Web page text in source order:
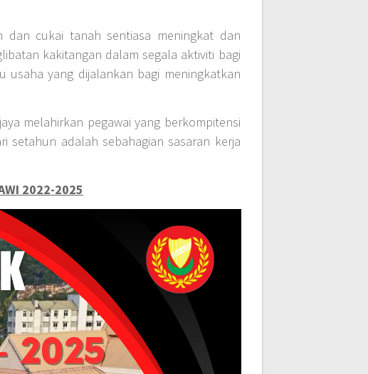
dan cukai tanah sentiasa meningkat dan
kakitangan dalam segala aktiviti bagi
usaha yang dijalankan bagi meningkatkan
melahirkan pegawai yang berkompitensi
setahun adalah sebahagian sasaran kerja
2022-2025